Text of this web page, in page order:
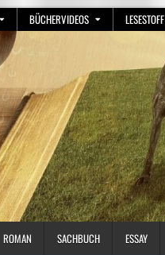
BÜCHERVIDEOS LESESTOFF
ROMAN SACHBUCH ESSAY